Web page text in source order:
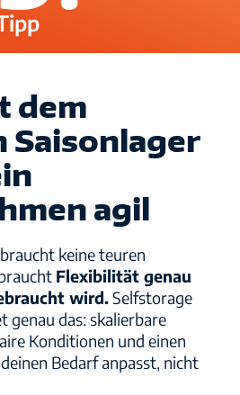
dem
Saisonlager
agil
keine teuren
Flexibilität genau
wird.Selfstorage
genau das: skalierbare
Konditionen und einen
Bedarf anpasst, nicht